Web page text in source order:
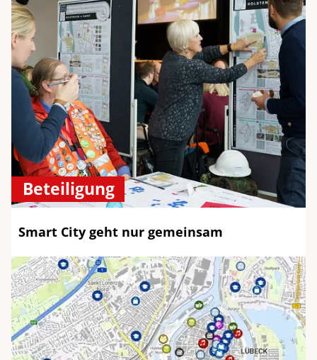
Beteiligung
Smart City geht nur gemeinsam